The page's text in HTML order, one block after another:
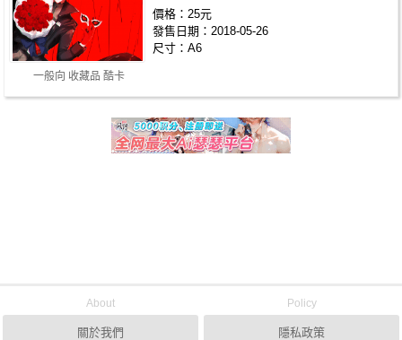
一般向 收藏品 酷卡
價格：25元
發售日期：2018-05-26
尺寸：A6
About
關於我們
Policy
隱私政策